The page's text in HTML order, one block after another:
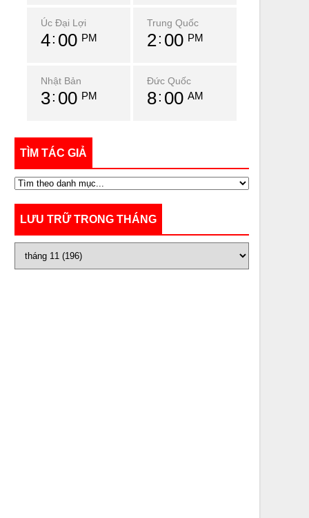
Úc Đại Lợi
4 00 PM
Trung Quốc
2 00 PM
Nhật Bản
3 00 PM
Đức Quốc
8 00 AM
TÌM TÁC GIẢ
LƯU TRỮ TRONG THÁNG